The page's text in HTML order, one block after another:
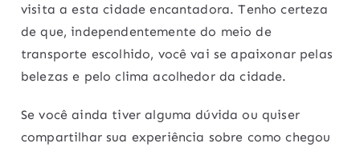
visita a esta cidade encantadora. Tenho certeza
de que, independentemente do meio de
transporte escolhido, você vai se apaixonar pelas
belezas e pelo clima acolhedor da cidade.
Se você ainda tiver alguma dúvida ou quiser
compartilhar sua experiência sobre como chegou